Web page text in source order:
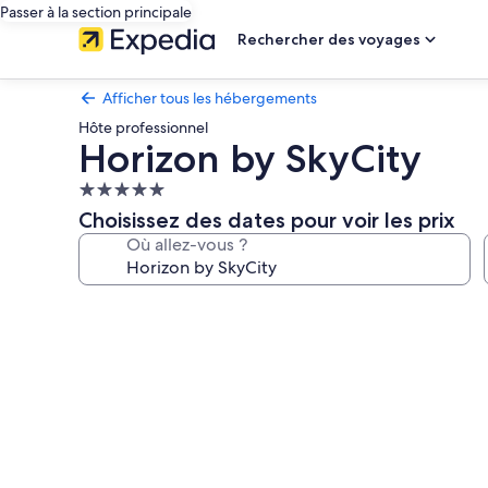
Passer à la section principale
Rechercher des voyages
Afficher tous les hébergements
Hôte professionnel
Horizon by SkyCity
Hébergement
5.0 étoiles
Choisissez des dates pour voir les prix
Où allez-vous ?